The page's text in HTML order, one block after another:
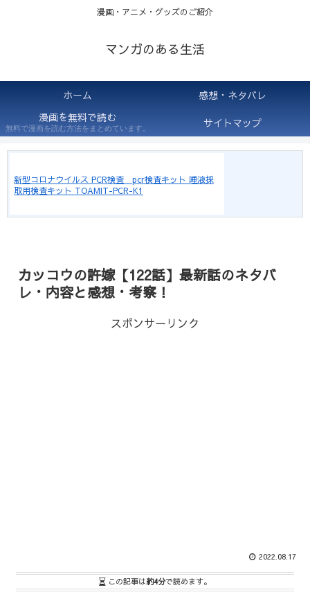
漫画・アニメ・グッズのご紹介
マンガのある生活
ホーム
感想・ネタバレ
漫画を無料で読む
無料で漫画を読む方法をまとめています。 サイトマップ
新型コロナウイルス PCR検査 pcr検査キット 唾液採
取用検査キット TOAMIT-PCR-K1
カッコウの許嫁【122話】最新話のネタバ
レ・内容と感想・考察！
スポンサーリンク
2022.08.17
この記事は約4分で読めます。